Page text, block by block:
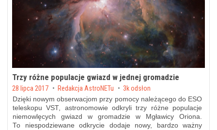
Trzy różne populacje gwiazd w jednej gromadzie
Posted on
28 lipca 2017 by Redakcja AstroNETu 3k odsłon
Dzięki nowym obserwacjom przy pomocy należącego do ESO
teleskopu VST, astronomowie odkryli trzy różne populacje
niemowlęcych gwiazd w gromadzie w Mgławicy Oriona.
To niespodziewane odkrycie dodaje nowy, bardzo ważny